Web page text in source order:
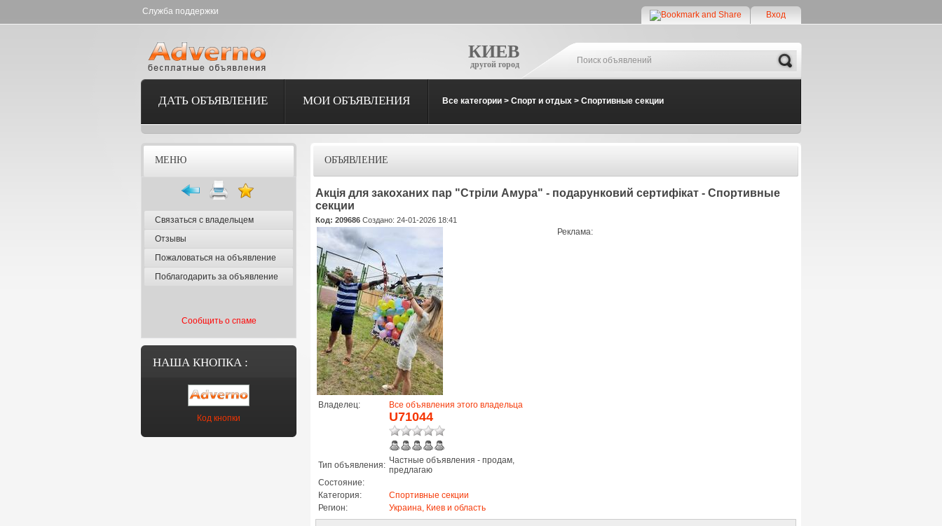
Служба поддержки Вход
КИЕВ
другой город
Search
ДАТЬ ОБЪЯВЛЕНИЕ МОИ ОБЪЯВЛЕНИЯ Все категории > Спорт и отдых > Спортивные секции
МЕНЮ
Связаться с владельцем
Отзывы
Пожаловаться на объявление
Поблагодарить за объявление
Сообщить о спаме
НАША КНОПКА :
Код кнопки
ОБЪЯВЛЕНИЕ
Акція для закоханих пар "Стріли Амура" - подарунковий сертифікат - Спортивные
секции
Код: 209686 Создано: 24-01-2026 18:41
Владелец: Все объявления этого владельца
U71044
Тип объявления: Частные объявления - продам,
предлагаю
Состояние:
Категория:
Спортивные секции
Регион:
Украина, Киев и область
Реклама: